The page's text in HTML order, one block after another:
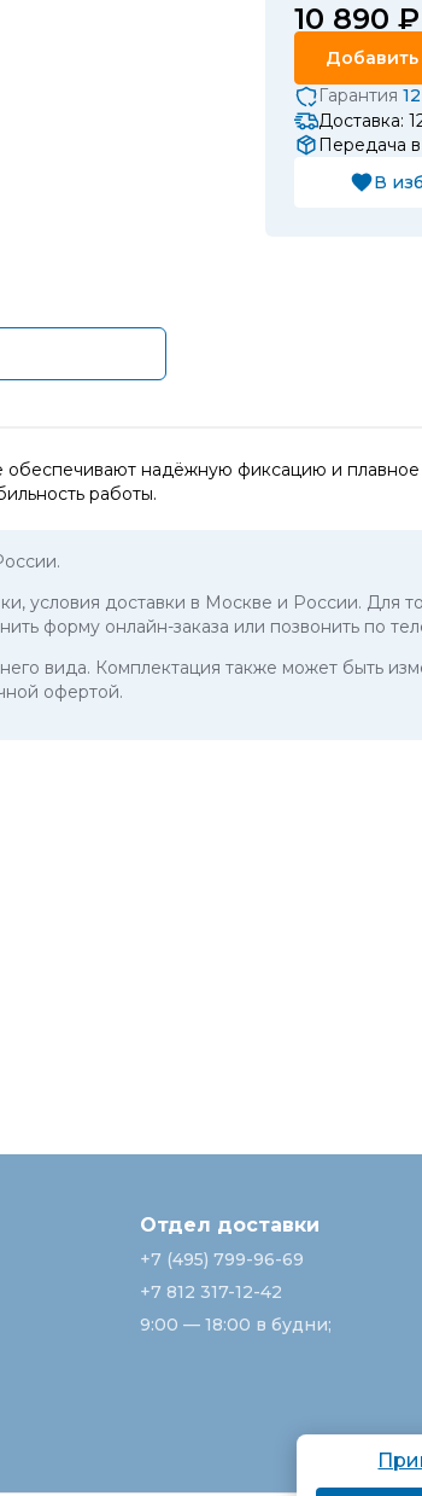
10 890 ₽
Добавить
Гарантия
Доставка:
Передача
В
обеспечивают надёжную фиксацию и
работы.
условия доставки в Москве и России. Для
форму онлайн-заказа или позвонить по
вида. Комплектация также может быть
офертой.
Отдел доставки
+7 (495) 799-96-69
+7 812 317-12-42
9:00 — 18:00 в будни;